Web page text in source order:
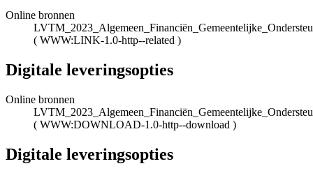
Online bronnen
( WWW:LINK-1.0-http--related )
Digitale leveringsopties
Online bronnen
( WWW:DOWNLOAD-1.0-http--download )
Digitale leveringsopties